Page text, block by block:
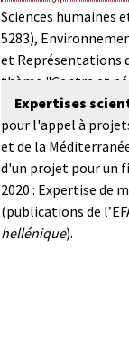
Sciences humaines
5283),
et Représentations
thème "Centre et
Expertises
pour l'appel à
et de la
d'un projet pour un
2020 : Expertise de
(publications de
hellénique).